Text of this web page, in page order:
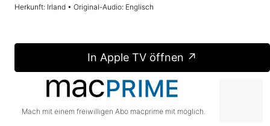
Herkunft: Irland • Original-Audio: Englisch
In Apple TV öffnen ↗
Mach mit einem freiwilligen Abo macprime mit möglich.